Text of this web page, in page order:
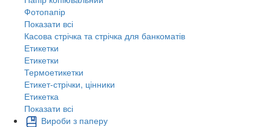
Фотопапір
Показати всі
Касова стрічка та стрічка для банкоматів
Етикетки
Етикетки
Термоетикетки
Етикет-стрічки, цінники
Етикетка
Показати всі
Вироби з паперу